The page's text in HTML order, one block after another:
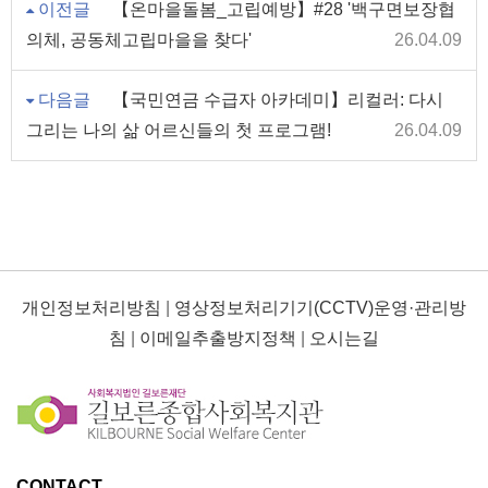
이전글
【온마을돌봄_고립예방】#28 '백구면보장협
의체, 공동체고립마을을 찾다'
26.04.09
다음글
【국민연금 수급자 아카데미】리컬러: 다시
그리는 나의 삶 어르신들의 첫 프로그램!
26.04.09
개인정보처리방침
영상정보처리기기(CCTV)운영·관리방
침
이메일추출방지정책 오시는길